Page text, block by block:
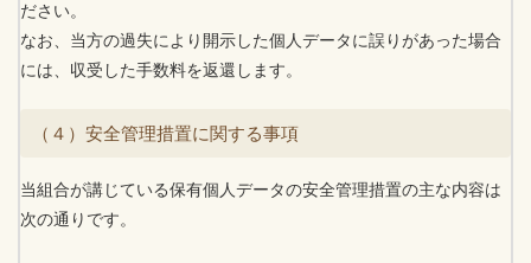
ださい。
なお、当方の過失により開示した個人データに誤りがあった場合
には、収受した手数料を返還します。
（４）安全管理措置に関する事項
当組合が講じている保有個人データの安全管理措置の主な内容は
次の通りです。